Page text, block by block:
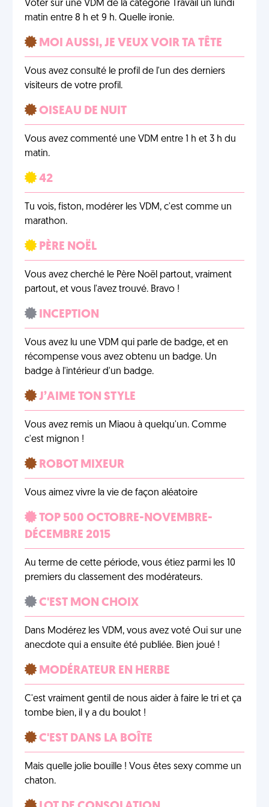
Voter sur une VDM de la catégorie Travail un lundi
matin entre 8 h et 9 h. Quelle ironie.
MOI AUSSI, JE VEUX VOIR TA TÊTE
Vous avez consulté le profil de l'un des derniers
visiteurs de votre profil.
OISEAU DE NUIT
Vous avez commenté une VDM entre 1 h et 3 h du
matin.
42
Tu vois, fiston, modérer les VDM, c'est comme un
marathon.
PÈRE NOËL
Vous avez cherché le Père Noël partout, vraiment
partout, et vous l'avez trouvé. Bravo !
INCEPTION
Vous avez lu une VDM qui parle de badge, et en
récompense vous avez obtenu un badge. Un
badge à l'intérieur d'un badge.
J’AIME TON STYLE
Vous avez remis un Miaou à quelqu'un. Comme
c'est mignon !
ROBOT MIXEUR
Vous aimez vivre la vie de façon aléatoire
TOP 500 OCTOBRE-NOVEMBRE-
DÉCEMBRE 2015
Au terme de cette période, vous étiez parmi les 10
premiers du classement des modérateurs.
C'EST MON CHOIX
Dans Modérez les VDM, vous avez voté Oui sur une
anecdote qui a ensuite été publiée. Bien joué !
MODÉRATEUR EN HERBE
C'est vraiment gentil de nous aider à faire le tri et ça
tombe bien, il y a du boulot !
C'EST DANS LA BOÎTE
Mais quelle jolie bouille ! Vous êtes sexy comme un
chaton.